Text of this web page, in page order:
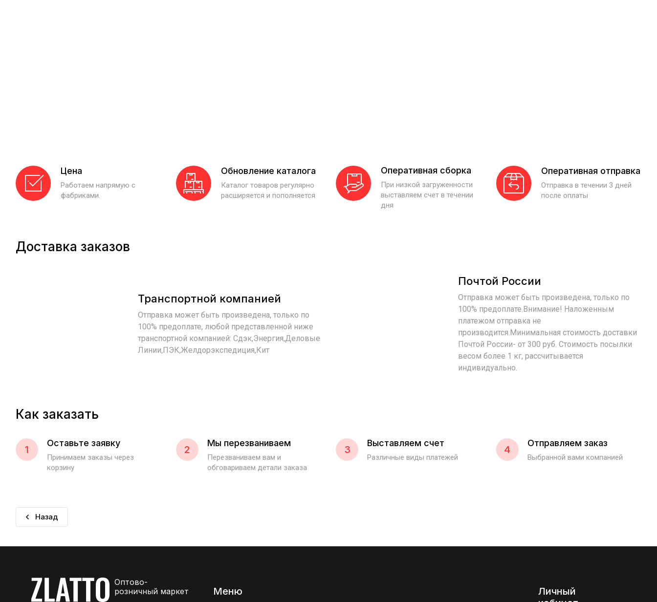
Цена
Работаем напрямую с
фабриками.
Обновление каталога
Каталог товаров регулярно
расширяется и пополняется
Оперативная сборка
При низкой загруженности
выставляем счет в течении
дня
Оперативная отправка
Отправка в течении 3 дней
после оплаты
Доставка заказов
Транспортной компанией
Отправка может быть произведена, только по
100% предоплате, любой представленной ниже
транспортной компанией: Сдэк,Энергия,Деловые
Линии,ПЭК,Желдорэкспедиция,Кит
Почтой России
Отправка может быть произведена, только по
100% предоплате.Внимание! Наложенным
платежом отправка не
производится.Минимальная стоимость доставки
Почтой России- от 300 руб. Стоимость посылки
весом более 1 кг, рассчитывается
индивидуально.
Как заказать
1
Оставьте заявку
Принимаем заказы через
корзину
2
Мы перезваниваем
Перезваниваем вам и
обговариваем детали заказа
3
Выставляем счет
Различные виды платежей
4
Отправляем заказ
Выбранной вами компанией
Назад
Оптово-
розничный маркет
Меню
Личный